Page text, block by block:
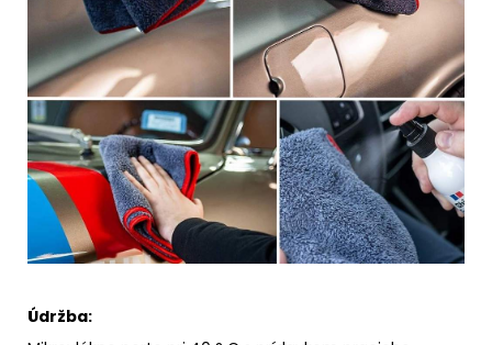
Údržba: